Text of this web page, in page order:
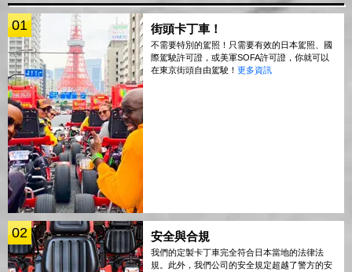
01 街頭卡丁車！
不需要特別的駕照！只需要有效的日本駕照、國
際駕駛許可證，或美軍SOFA許可證，你就可以
在東京街頭自由駕駛！ 更多資訊
02 安全與合規
我們的定製卡丁車完全符合日本當地的法律法
規。此外，我們公司的安全規定超越了警方的安